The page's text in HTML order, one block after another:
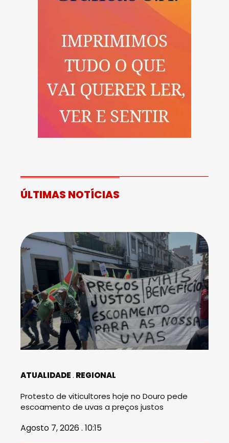
ÚLTIMAS NOTÍCIAS
ATUALIDADE REGIONAL
Protesto de viticultores hoje no Douro pede
escoamento de uvas a preços justos
Agosto 7, 2026 . 10:15